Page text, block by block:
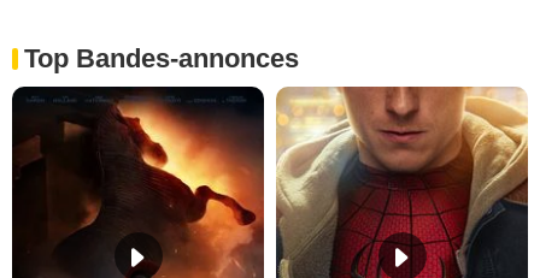
Top Bandes-annonces